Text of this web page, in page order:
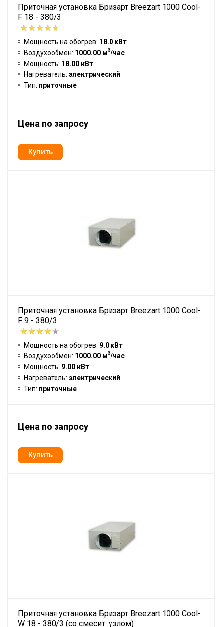
Приточная установка Бризарт Breezart 1000 Cool-
F 18 - 380/3
Мощность на обогрев: 18.0 кВт
Воздухообмен: 1000.00 м3/час
Мощность: 18.00 кВт
Нагреватель: электрический
Тип: приточные
Цена по запросу
Приточная установка Бризарт Breezart 1000 Cool-
F 9 - 380/3
Мощность на обогрев: 9.0 кВт
Воздухообмен: 1000.00 м3/час
Мощность: 9.00 кВт
Нагреватель: электрический
Тип: приточные
Цена по запросу
Приточная установка Бризарт Breezart 1000 Cool-
W 18 - 380/3 (со смесит. узлом)